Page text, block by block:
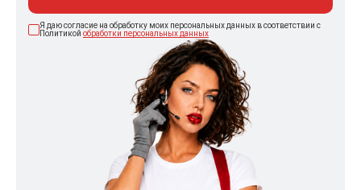
Я даю согласие на обработку моих персональных данных в соответствии с
Политикой обработки персональных данных